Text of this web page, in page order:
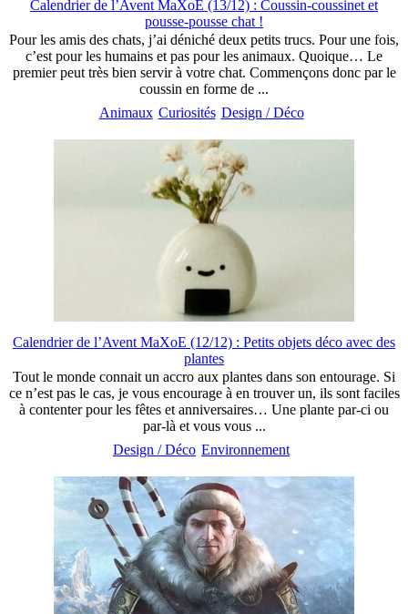
Calendrier de l’Avent MaXoE (13/12) : Coussin-coussinet et
pousse-pousse chat !
Pour les amis des chats, j’ai déniché deux petits trucs. Pour une fois,
c’est pour les humains et pas pour les animaux. Quoique… Le
premier peut très bien servir à votre chat. Commençons donc par le
coussin en forme de ...
Animaux Curiosités Design / Déco
Calendrier de l’Avent MaXoE (12/12) : Petits objets déco avec des
plantes
Tout le monde connait un accro aux plantes dans son entourage. Si
ce n’est pas le cas, je vous encourage à en trouver un, ils sont faciles
à contenter pour les fêtes et anniversaires… Une plante par-ci ou
par-là et vous vous ...
Design / Déco Environnement